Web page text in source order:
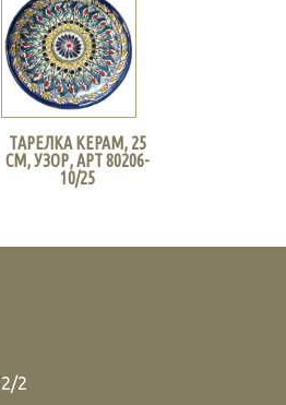
ТАРЕЛКА КЕРАМ, 25
СМ, УЗОР, АРТ 80206-
10/25
2